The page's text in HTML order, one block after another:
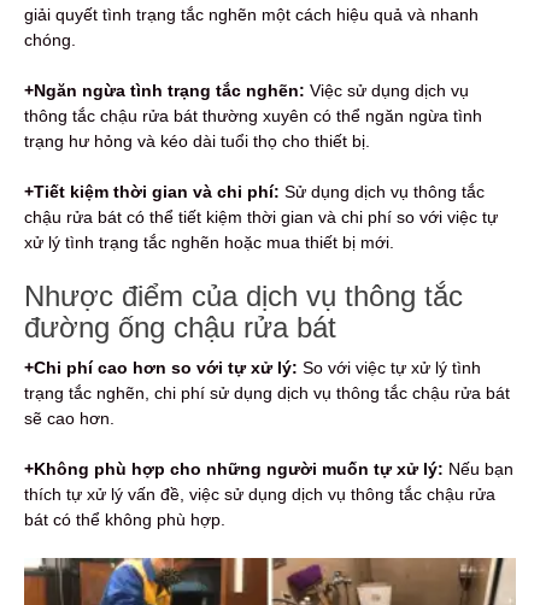
giải quyết tình trạng tắc nghẽn một cách hiệu quả và nhanh
chóng.
+Ngăn ngừa tình trạng tắc nghẽn: Việc sử dụng dịch vụ
thông tắc chậu rửa bát thường xuyên có thể ngăn ngừa tình
trạng hư hỏng và kéo dài tuổi thọ cho thiết bị.
+Tiết kiệm thời gian và chi phí: Sử dụng dịch vụ thông tắc
chậu rửa bát có thể tiết kiệm thời gian và chi phí so với việc tự
xử lý tình trạng tắc nghẽn hoặc mua thiết bị mới.
Nhược điểm của dịch vụ thông tắc
đường ống chậu rửa bát
+Chi phí cao hơn so với tự xử lý: So với việc tự xử lý tình
trạng tắc nghẽn, chi phí sử dụng dịch vụ thông tắc chậu rửa bát
sẽ cao hơn.
+Không phù hợp cho những người muốn tự xử lý: Nếu bạn
thích tự xử lý vấn đề, việc sử dụng dịch vụ thông tắc chậu rửa
bát có thể không phù hợp.